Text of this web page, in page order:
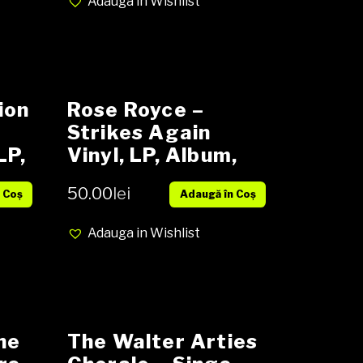
Rose Royce –
Strikes Again
Vinyl, LP, Album,
Stereo, Gatefold
media VG cover VG
50.00lei Adaugă în Coș
Adauga in Wishlist
The Walter Arties